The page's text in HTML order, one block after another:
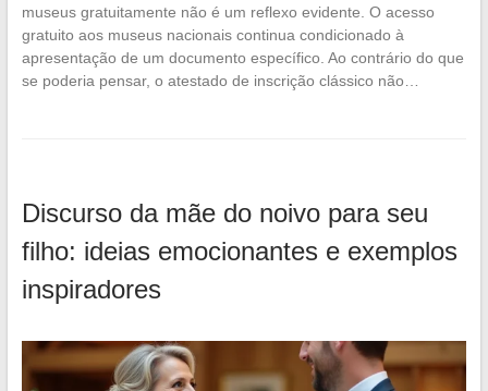
museus gratuitamente não é um reflexo evidente. O acesso
gratuito aos museus nacionais continua condicionado à
apresentação de um documento específico. Ao contrário do que
se poderia pensar, o atestado de inscrição clássico não…
Discurso da mãe do noivo para seu
filho: ideias emocionantes e exemplos
inspiradores